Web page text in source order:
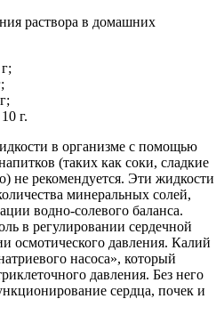
раствора в домашних
г.
в организме с помощью
(таких как соки, сладкие
не рекомендуется. Эти жидкости
минеральных солей,
водно-солевого баланса.
в регулировании сердечной
осмотического давления. Калий
насоса», который
давления. Без него
сердца, почек и